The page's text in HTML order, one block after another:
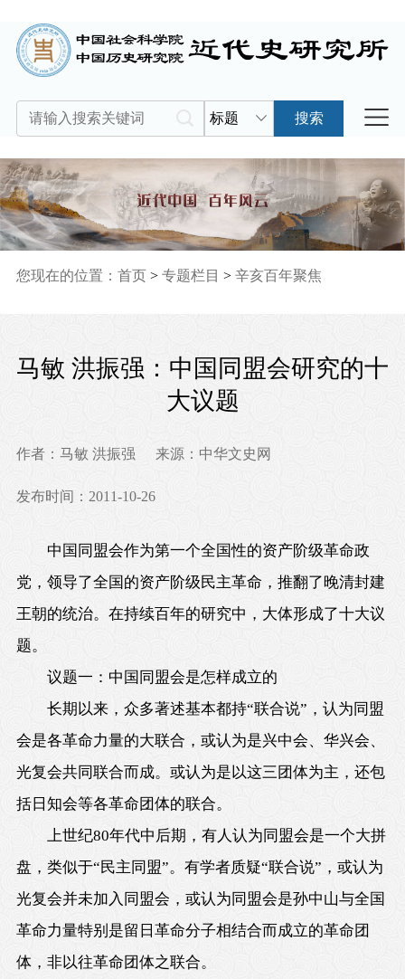
标题 搜索
您现在的位置： 首页> 专题栏目 > 辛亥百年聚焦
马敏 洪振强：中国同盟会研究的十
大议题
作者：马敏 洪振强 来源：中华文史网
发布时间：2011-10-26
中国同盟会作为第一个全国性的资产阶级革命政
党，领导了全国的资产阶级民主革命，推翻了晚清封建
王朝的统治。在持续百年的研究中，大体形成了十大议
题。
议题一：中国同盟会是怎样成立的
长期以来，众多著述基本都持“联合说”，认为同盟
会是各革命力量的大联合，或认为是兴中会、华兴会、
光复会共同联合而成。或认为是以这三团体为主，还包
括日知会等各革命团体的联合。
上世纪80年代中后期，有人认为同盟会是一个大拼
盘，类似于“民主同盟”。有学者质疑“联合说”，或认为
光复会并未加入同盟会，或认为同盟会是孙中山与全国
革命力量特别是留日革命分子相结合而成立的革命团
体，非以往革命团体之联合。